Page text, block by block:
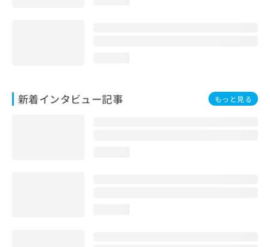
新着インタビュー記事 もっと見る